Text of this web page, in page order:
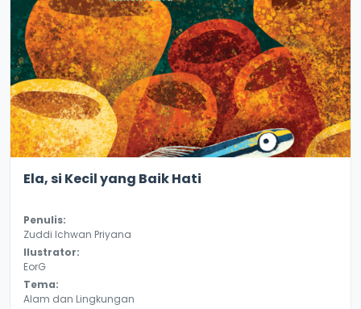
Ela, si Kecil yang Baik Hati
Penulis:
Zuddi Ichwan Priyana
Ilustrator:
EorG
Tema:
Alam dan Lingkungan